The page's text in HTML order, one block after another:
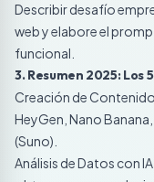
Describir desafío
web y elabore el
funcional.
3. Resumen 2025: Los
Creación de
HeyGen, Nano
(Suno).
Análisis de Datos con